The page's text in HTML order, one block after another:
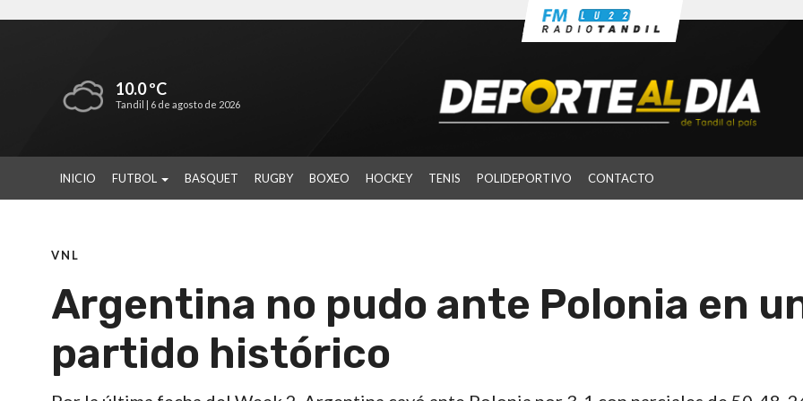
10.0 ºC
Tandil | 6 de agosto de 2026
INICIO FUTBOL BASQUET RUGBY BOXEO HOCKEY TENIS POLIDEPORTIVO CONTACTO
VNL
Argentina no pudo ante Polonia en
partido histórico